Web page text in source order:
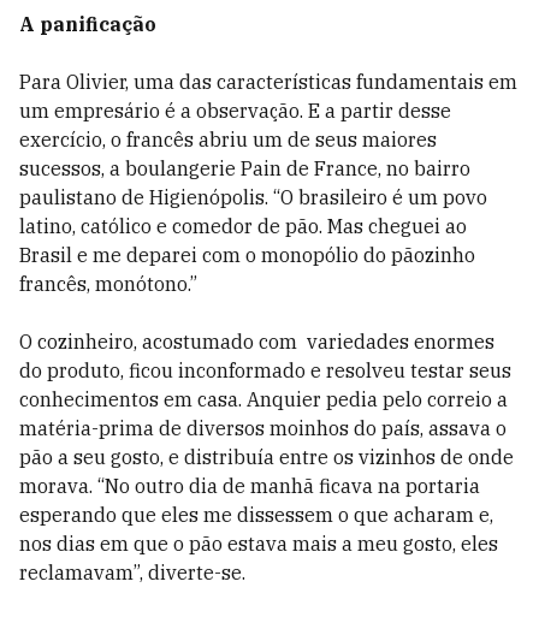
A panificação
Para Olivier, uma das características fundamentais em
um empresário é a observação. E a partir desse
exercício, o francês abriu um de seus maiores
sucessos, a boulangerie Pain de France, no bairro
paulistano de Higienópolis. “O brasileiro é um povo
latino, católico e comedor de pão. Mas cheguei ao
Brasil e me deparei com o monopólio do pãozinho
francês, monótono.”
O cozinheiro, acostumado com variedades enormes
do produto, ficou inconformado e resolveu testar seus
conhecimentos em casa. Anquier pedia pelo correio a
matéria-prima de diversos moinhos do país, assava o
pão a seu gosto, e distribuía entre os vizinhos de onde
morava. “No outro dia de manhã ficava na portaria
esperando que eles me dissessem o que acharam e,
nos dias em que o pão estava mais a meu gosto, eles
reclamavam”, diverte-se.